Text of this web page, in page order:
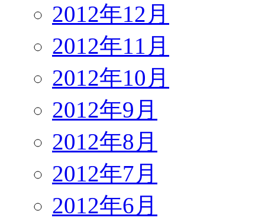
2012年12月
2012年11月
2012年10月
2012年9月
2012年8月
2012年7月
2012年6月